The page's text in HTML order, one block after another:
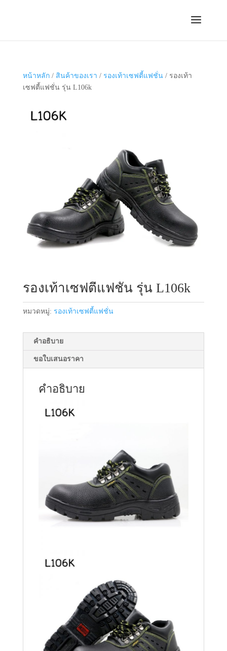
หน้าหลัก/ สินค้าของเรา / รองเท้าเซฟตี้แฟชั่น/ รองเท้า
เซฟตี้แฟชั่น รุ่น L106k
รองเท้าเซฟตี้แฟชั่น รุ่น L106k
หมวดหมู่: รองเท้าเซฟตี้แฟชั่น
คำอธิบาย
ขอใบเสนอราคา
คำอธิบาย